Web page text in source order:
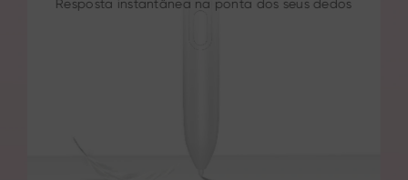
Resposta instantânea na ponta dos seus dedos